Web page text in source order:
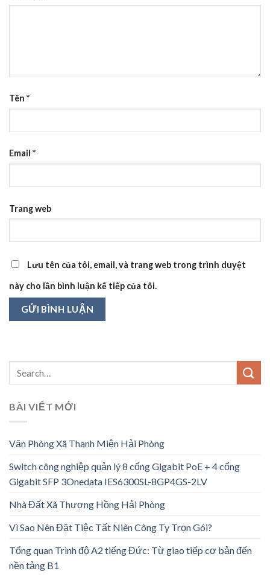
Tên *
Email *
Trang web
Lưu tên của tôi, email, và trang web trong trình duyệt
này cho lần bình luận kế tiếp của tôi.
BÀI VIẾT MỚI
Văn Phòng Xã Thanh Miện Hải Phòng
Switch công nghiệp quản lý 8 cổng Gigabit PoE + 4 cổng
Gigabit SFP 3Onedata IES6300SL-8GP4GS-2LV
Nhà Đất Xã Thượng Hồng Hải Phòng
Vì Sao Nên Đặt Tiệc Tất Niên Công Ty Trọn Gói?
Tổng quan Trình độ A2 tiếng Đức: Từ giao tiếp cơ bản đến
nền tảng B1